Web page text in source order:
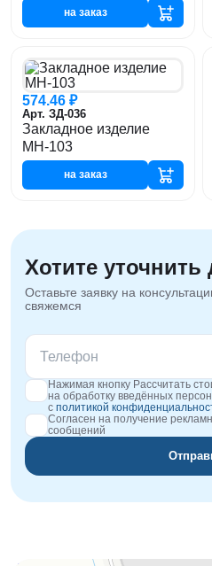
на заказ
574.46 ₽
Арт. ЗД-036
Закладное изделие
МН-103
на заказ
Хотите уточнить
Оставьте заявку на
свяжемся
Нажимая кнопку Рассчитать
на обработку введённых
с политикой
Согласен на получение
сообщений